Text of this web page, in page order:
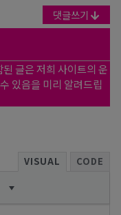
댓글쓰기
글은 저희 사이트의 운
있음을 미리 알려드립
VISUAL CODE